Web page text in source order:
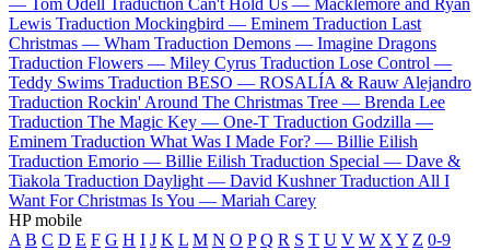
Lewis Traduction Mockingbird — Eminem Traduction Last
Christmas — Wham Traduction Demons — Imagine Dragons
Traduction Flowers — Miley Cyrus Traduction Lose Control —
Teddy Swims Traduction BESO — ROSALÍA & Rauw Alejandro
Traduction Rockin' Around The Christmas Tree — Brenda Lee
Traduction The Magic Key — One-T Traduction Godzilla —
Eminem Traduction What Was I Made For? — Billie Eilish
Traduction Emorio — Billie Eilish Traduction Special — Dave &
Tiakola Traduction Daylight — David Kushner Traduction All I
Want For Christmas Is You — Mariah Carey
HP mobile
A B C D E F G H I J K L M N O P Q R S T U V W X Y Z 0-9